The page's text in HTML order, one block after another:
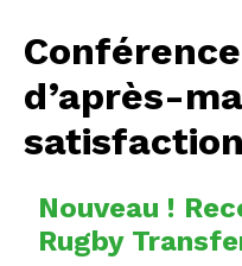
d’après-
Nouveau !
Rugby